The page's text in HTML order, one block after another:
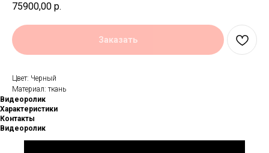
75900,00 р.
Заказать
Цвет: Черный
Материал: ткань
Видеоролик
Характеристики
Контакты
Видеоролик